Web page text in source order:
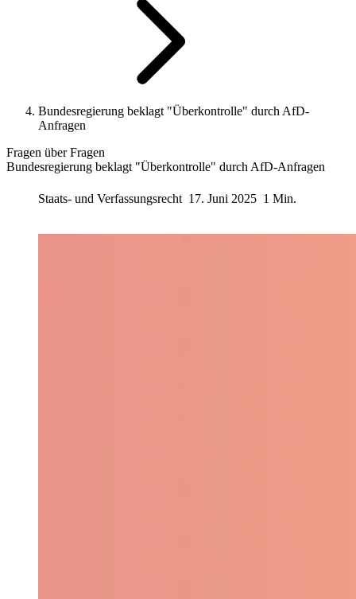
Bundesregierung beklagt "Überkontrolle" durch AfD-
Anfragen
Fragen über Fragen
Bundesregierung beklagt "Überkontrolle" durch AfD-Anfragen
Staats- und Verfassungsrecht 17. Juni 2025 1 Min.